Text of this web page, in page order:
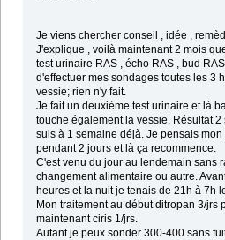
Je viens chercher conseil , idée ,
J'explique , voilà maintenant 2 mois
test urinaire RAS , écho RAS , bud
d'effectuer mes sondages toutes les 3
vessie; rien n'y fait.
Je fait un deuxième test urinaire et là
touche également la vessie. Résultat
suis à 1 semaine déjà. Je pensais
pendant 2 jours et là ça recommence.
C'est venu du jour au lendemain sans
changement alimentaire ou autre.
heures et la nuit je tenais de 21h à 7h
Mon traitement au début ditropan 3/jrs
maintenant ciris 1/jrs.
Autant je peux sonder 300-400 sans